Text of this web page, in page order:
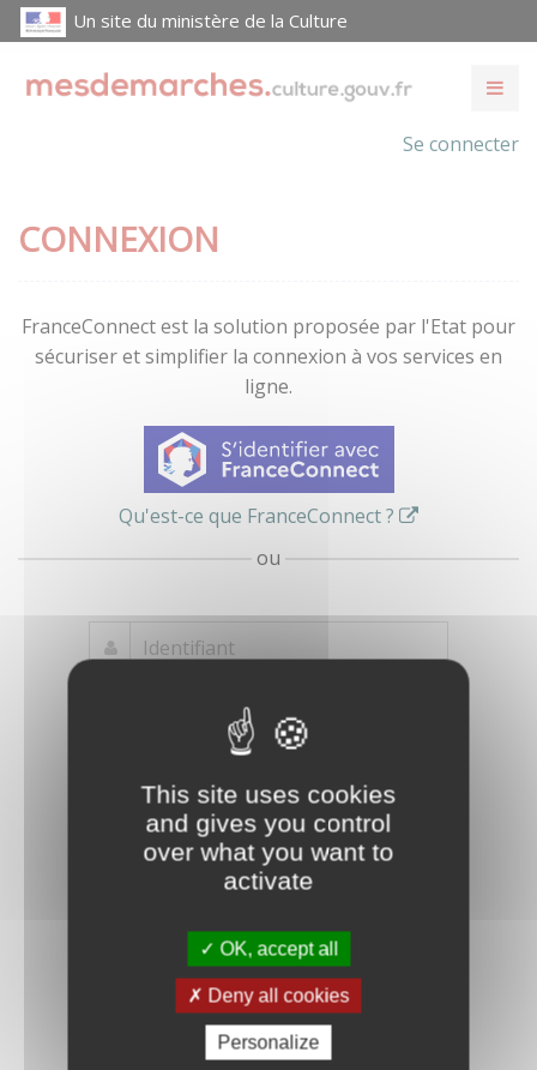
This site uses cookies
and gives you control
over what you want to
activate
OK, accept all
Deny all cookies
Personalize
Un site du ministère de la Culture
Se connecter
CONNEXION
FranceConnect est la solution proposée par l'Etat pour
sécuriser et simplifier la connexion à vos services en
ligne.
Qu'est-ce que FranceConnect ?
ou
oublié ?
compte
Connexion